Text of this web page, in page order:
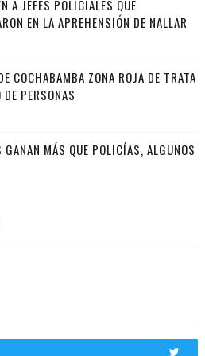
A JEFES POLICIALES QUE
EN LA APREHENSIÓN DE NALLAR
COCHABAMBA ZONA ROJA DE TRATA
PERSONAS
GANAN MÁS QUE POLICÍAS, ALGUNOS